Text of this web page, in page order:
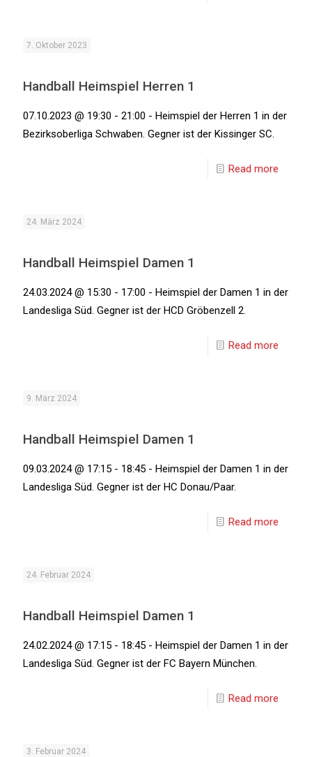
7. Oktober 2023
Handball Heimspiel Herren 1
07.10.2023 @ 19:30 - 21:00 - Heimspiel der Herren 1 in der
Bezirksoberliga Schwaben. Gegner ist der Kissinger SC.
Read more
24. März 2024
Handball Heimspiel Damen 1
24.03.2024 @ 15:30 - 17:00 - Heimspiel der Damen 1 in der
Landesliga Süd. Gegner ist der HCD Gröbenzell 2.
Read more
9. März 2024
Handball Heimspiel Damen 1
09.03.2024 @ 17:15 - 18:45 - Heimspiel der Damen 1 in der
Landesliga Süd. Gegner ist der HC Donau/Paar.
Read more
24. Februar 2024
Handball Heimspiel Damen 1
24.02.2024 @ 17:15 - 18:45 - Heimspiel der Damen 1 in der
Landesliga Süd. Gegner ist der FC Bayern München.
Read more
3. Februar 2024